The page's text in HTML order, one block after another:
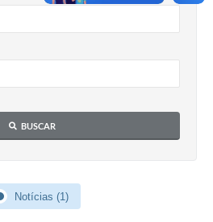
19
BUSCAR
Notícias (1)